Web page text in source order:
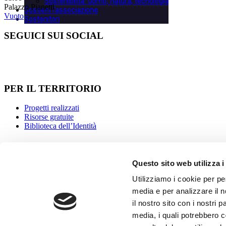
Questo sito web utilizza i
Utilizziamo i cookie per
media e per analizzare il
il nostro sito con i nostri
media, i quali potrebbero
Sostieni l’associazione
Sostenitori
Palazzo Pianetti
Vuoto
SEGUICI SUI SOCIAL
PER IL TERRITORIO
Progetti realizzati
Risorse gratuite
Biblioteca dell’Identità
Come arrivare